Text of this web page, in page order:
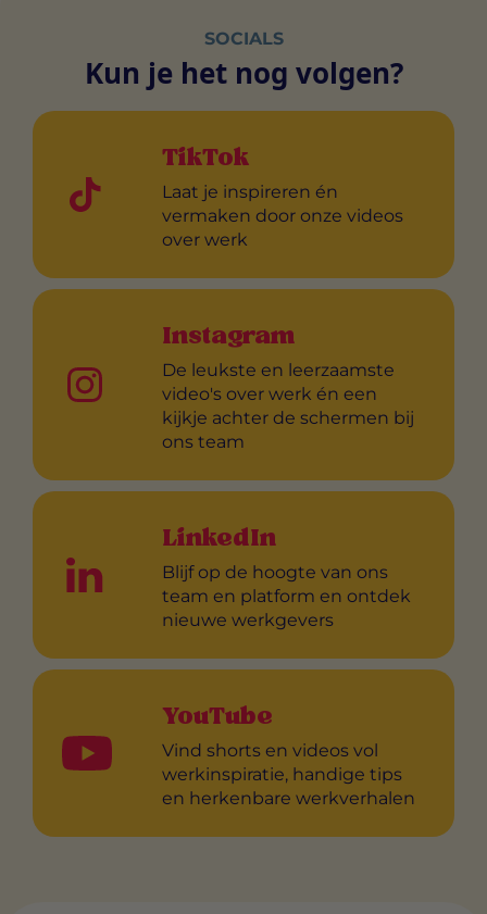
SOCIALS
Kun je het nog volgen?
TikTok
Laat je inspireren én
vermaken door onze videos
over werk
Instagram
De leukste en leerzaamste
video's over werk én een
kijkje achter de schermen bij
ons team
LinkedIn
Blijf op de hoogte van ons
team en platform en ontdek
nieuwe werkgevers
YouTube
Vind shorts en videos vol
werkinspiratie, handige tips
en herkenbare werkverhalen